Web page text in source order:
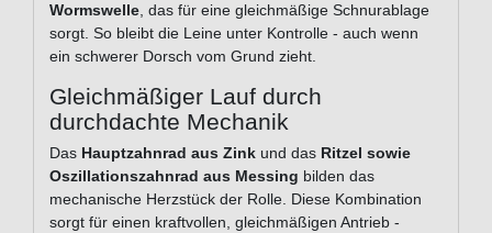
Wormswelle, das für eine gleichmäßige Schnurablage
sorgt. So bleibt die Leine unter Kontrolle - auch wenn
ein schwerer Dorsch vom Grund zieht.
Gleichmäßiger Lauf durch
durchdachte Mechanik
Das Hauptzahnrad aus Zink und das Ritzel sowie
Oszillationszahnrad aus Messing bilden das
mechanische Herzstück der Rolle. Diese Kombination
sorgt für einen kraftvollen, gleichmäßigen Antrieb -